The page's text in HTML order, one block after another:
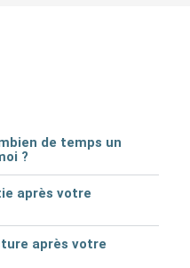
de temps un
?
après votre
après votre